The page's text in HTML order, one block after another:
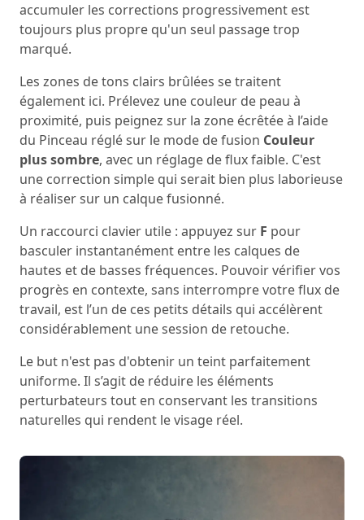
accumuler les corrections progressivement est
toujours plus propre qu'un seul passage trop
marqué.
Les zones de tons clairs brûlées se traitent
également ici. Prélevez une couleur de peau à
proximité, puis peignez sur la zone écrêtée à l’aide
du Pinceau réglé sur le mode de fusion Couleur
plus sombre, avec un réglage de flux faible. C'est
une correction simple qui serait bien plus laborieuse
à réaliser sur un calque fusionné.
Un raccourci clavier utile : appuyez sur F pour
basculer instantanément entre les calques de
hautes et de basses fréquences. Pouvoir vérifier vos
progrès en contexte, sans interrompre votre flux de
travail, est l’un de ces petits détails qui accélèrent
considérablement une session de retouche.
Le but n'est pas d'obtenir un teint parfaitement
uniforme. Il s’agit de réduire les éléments
perturbateurs tout en conservant les transitions
naturelles qui rendent le visage réel.